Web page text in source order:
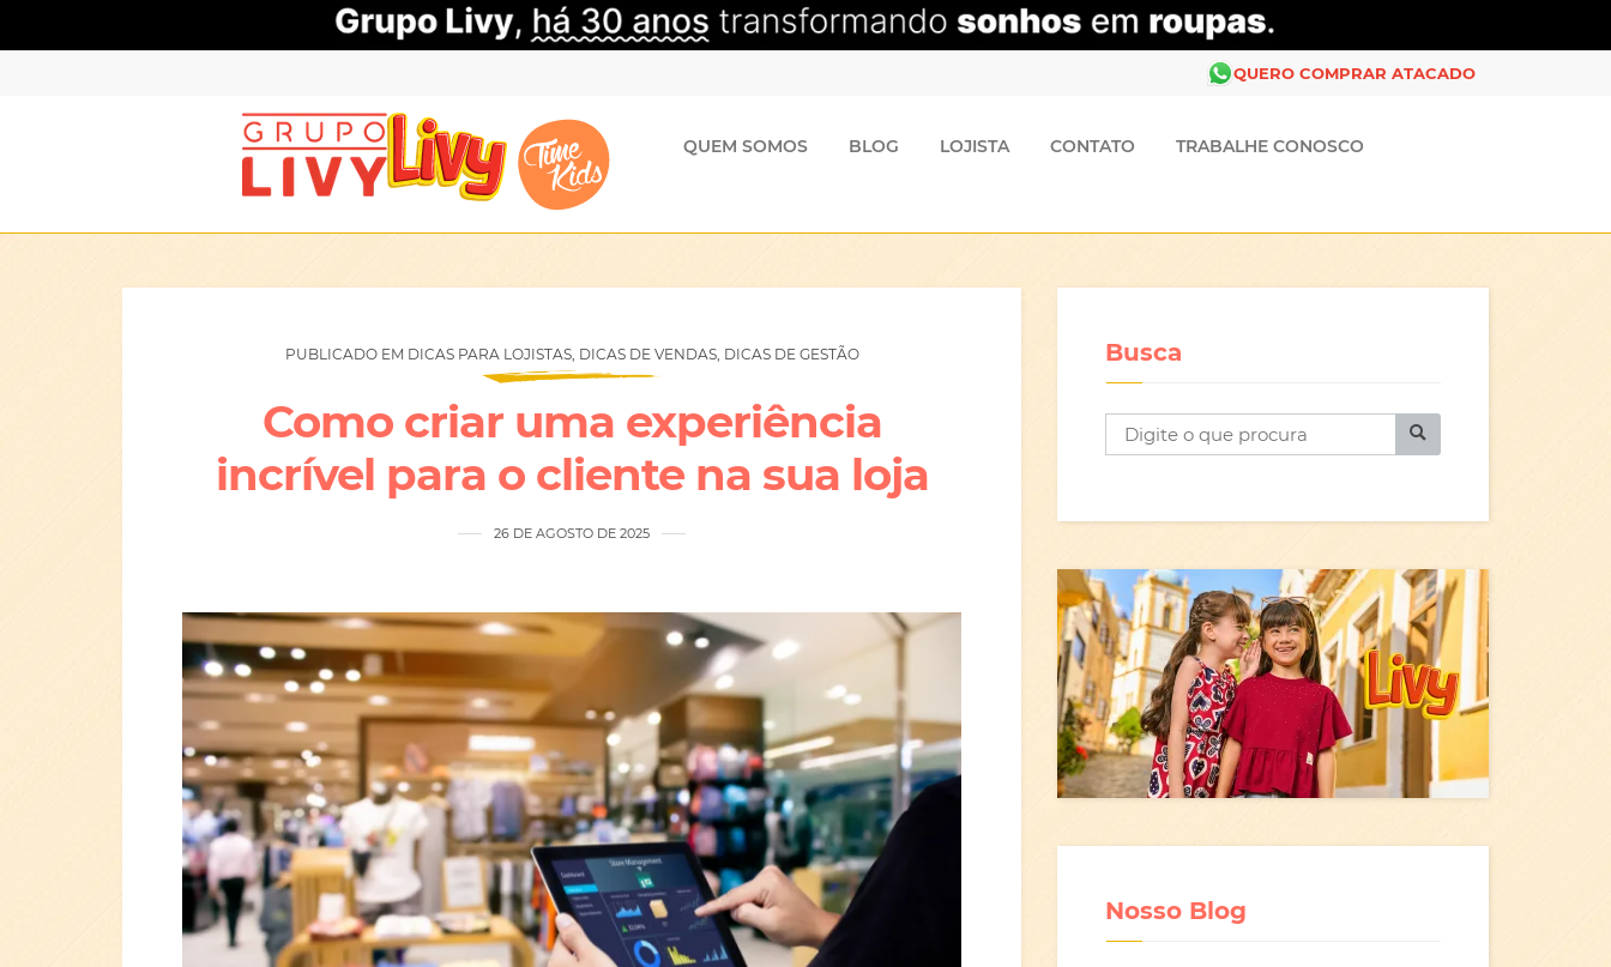
QUERO COMPRAR ATACADO
QUEM SOMOS BLOG LOJISTA CONTATO TRABALHE CONOSCO
PUBLICADO EM DICAS PARA LOJISTAS, DICAS DE VENDAS, DICAS DE GESTÃO
Como criar uma experiência
incrível para o cliente na sua loja
26 DE AGOSTO DE 2025
Busca
a
Nosso Blog